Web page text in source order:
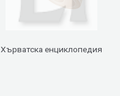
Хърватска енциклопедия